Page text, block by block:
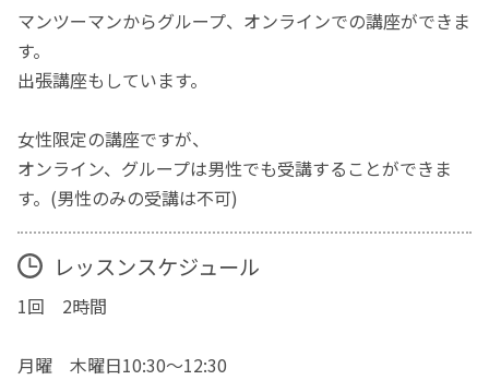
マンツーマンからグループ、オンラインでの講座ができま
す。
出張講座もしています。
女性限定の講座ですが、
オンライン、グループは男性でも受講することができま
す。(男性のみの受講は不可)
レッスンスケジュール
1回 2時間
月曜 木曜日10:30〜12:30